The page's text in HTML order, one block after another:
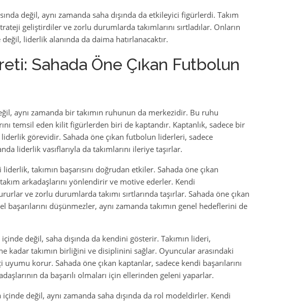
değil, aynı zamanda saha dışında da etkileyici figürlerdi. Takım
geliştirdiler ve zorlu durumlarda takımlarını sırtladılar. Onların
liderlik alanında da daima hatırlanacaktır.
Sahada Öne Çıkan Futbolun
aynı zamanda bir takımın ruhunun da merkezidir. Bu ruhu
temsil eden kilit figürlerden biri de kaptandır. Kaptanlık, sadece bir
görevidir. Sahada öne çıkan futbolun liderleri, sadece
liderlik vasıflarıyla da takımlarını ileriye taşırlar.
takımın başarısını doğrudan etkiler. Sahada öne çıkan
arkadaşlarını yönlendirir ve motive ederler. Kendi
ve zorlu durumlarda takımı sırtlarında taşırlar. Sahada öne çıkan
başarılarını düşünmezler, aynı zamanda takımın genel hedeflerini de
değil, saha dışında da kendini gösterir. Takımın lideri,
kadar takımın birliğini ve disiplinini sağlar. Oyuncular arasındaki
korur. Sahada öne çıkan kaptanlar, sadece kendi başarılarını
da başarılı olmaları için ellerinden geleni yaparlar.
değil, aynı zamanda saha dışında da rol modeldirler. Kendi